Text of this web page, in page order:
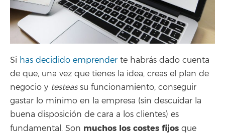
Si has decidido emprender te habrás dado cuenta
de que, una vez que tienes la idea, creas el plan de
negocio y testeassu funcionamiento, conseguir
gastar lo mínimo en la empresa (sin descuidar la
buena disposición de cara a los clientes) es
fundamental. Son muchos los costes fijos que